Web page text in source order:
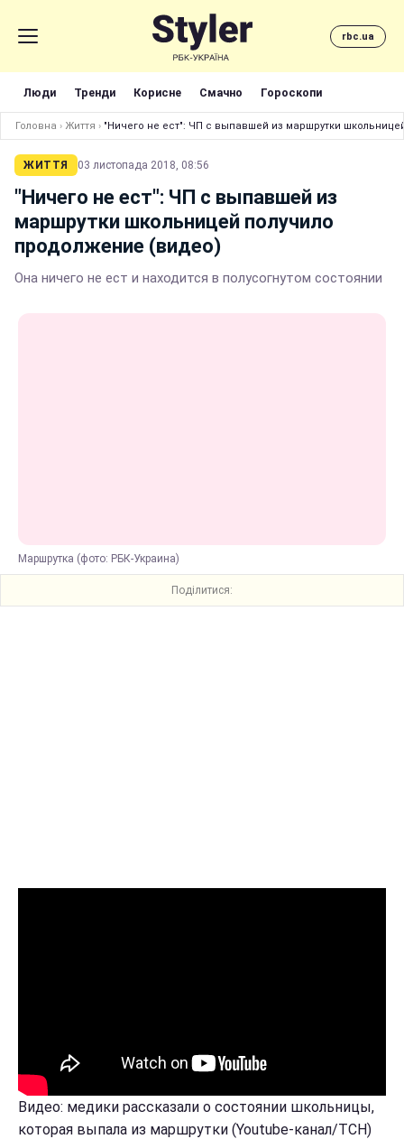
rbc.ua
Люди Тренди Корисне Смачно Гороскопи
Головна › Життя › "Ничего не ест": ЧП с выпавшей из маршрутки
ЖИТТЯ 03 листопада 2018, 08:56
"Ничего не ест": ЧП с выпавшей из
маршрутки школьницей получило
продолжение (видео)
Она ничего не ест и находится в полусогнутом состоянии
Маршрутка (фото: РБК-Украина)
Поділитися:
Видео: медики рассказали о состоянии школьницы,
которая выпала из маршрутки (Youtube-канал/ТСН)